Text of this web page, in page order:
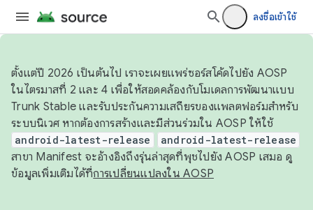
ลงชื่อเข้าใช้
ตั้งแต่ปี 2026 เป็นต้นไป เราจะเผยแพร่ซอร์สโค้ดไปยัง AOSP
ในไตรมาสที่ 2 และ 4 เพื่อให้สอดคล้องกับโมเดลการพัฒนาแบบ
Trunk Stable และรับประกันความเสถียรของแพลตฟอร์มสำหรับ
ระบบนิเวศ หากต้องการสร้างและมีส่วนร่วมใน AOSP ให้ใช้
android-latest-release android-latest-release
สาขา Manifest จะอ้างอิงถึงรุ่นล่าสุดที่พุชไปยัง AOSP เสมอ ดู
ข้อมูลเพิ่มเติมได้ที่การเปลี่ยนแปลงใน AOSP